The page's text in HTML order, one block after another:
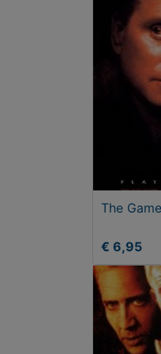
The
€ 6,95